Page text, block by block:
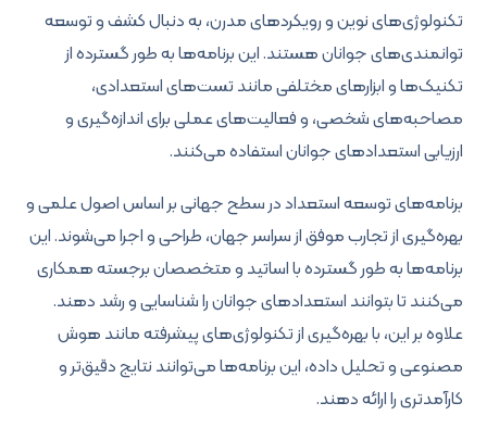
تکنولوژی‌های نوین و رویکردهای مدرن، به دنبال کشف و توسعه
توانمندی‌های جوانان هستند. این برنامه‌ها به طور گسترده از
تکنیک‌ها و ابزارهای مختلفی مانند تست‌های استعدادی،
مصاحبه‌های شخصی، و فعالیت‌های عملی برای اندازه‌گیری و
ارزیابی استعدادهای جوانان استفاده می‌کنند.
برنامه‌های توسعه استعداد در سطح جهانی بر اساس اصول علمی و
بهره‌گیری از تجارب موفق از سراسر جهان، طراحی و اجرا می‌شوند. این
برنامه‌ها به طور گسترده با اساتید و متخصصان برجسته همکاری
می‌کنند تا بتوانند استعدادهای جوانان را شناسایی و رشد دهند.
علاوه بر این، با بهره‌گیری از تکنولوژی‌های پیشرفته مانند هوش
مصنوعی و تحلیل داده، این برنامه‌ها می‌توانند نتایج دقیق‌تر و
کارآمدتری را ارائه دهند.